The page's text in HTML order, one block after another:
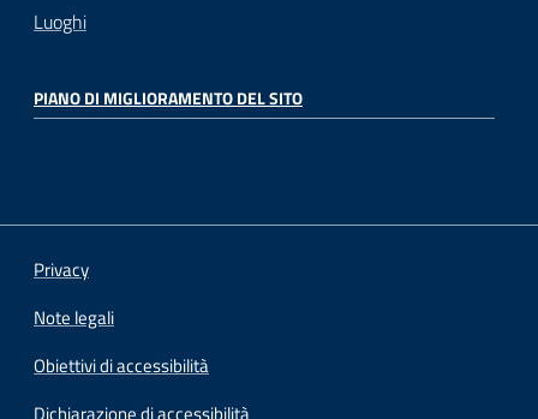
Luoghi
PIANO DI MIGLIORAMENTO DEL SITO
Privacy
Note legali
Obiettivi di accessibilità